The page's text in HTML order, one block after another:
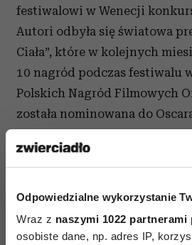
Odpowiedzialne wykorzystanie
Wraz z naszymi 1022 partnerami
osobiste dane, np. adres IP,
festiwalowi w Wenecji
Autori odbyła się światowa
Ciała”, które w kolejnych
10 nagród podczas festiwalu
Polskich Nagród Filmowych
została nominowana do
W 2020 r. światło dzienne
publiczności Orłów. Na ten
premiery dwóch
Komasy – hollywoodzkiego„